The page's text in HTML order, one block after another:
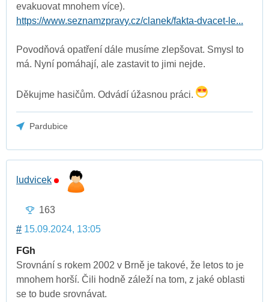
evakuovat mnohem více).
https://www.seznamzpravy.cz/clanek/fakta-dvacet-le...
Povodňová opatření dále musíme zlepšovat. Smysl to
má. Nyní pomáhají, ale zastavit to jimi nejde.
Děkujme hasičům. Odvádí úžasnou práci.
Pardubice
ludvicek
163
# 15.09.2024, 13:05
FGh
Srovnání s rokem 2002 v Brně je takové, že letos to je
mnohem horší. Čili hodně záleží na tom, z jaké oblasti
se to bude srovnávat.